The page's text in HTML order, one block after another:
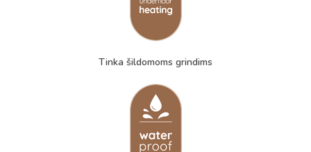
Tinka šildomoms grindims